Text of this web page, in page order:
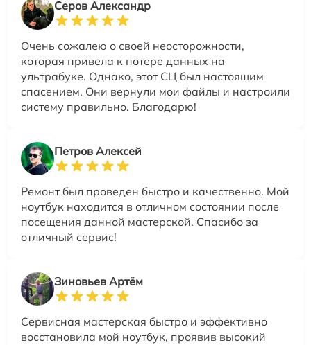
Серов Александр
Очень сожалею о своей неосторожности,
которая привела к потере данных на
ультрабуке. Однако, этот СЦ был настоящим
спасением. Они вернули мои файлы и настроили
систему правильно. Благодарю!
Петров Алексей
Ремонт был проведен быстро и качественно. Мой
ноутбук находится в отличном состоянии после
посещения данной мастерской. Спасибо за
отличный сервис!
Зиновьев Артём
Сервисная мастерская быстро и эффективно
восстановила мой ноутбук, проявив высокий